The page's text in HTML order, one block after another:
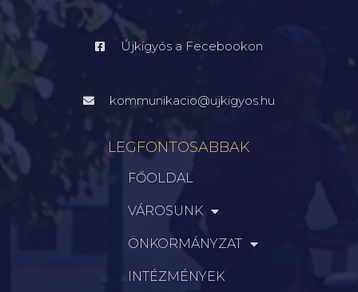
Újkígyós a Fecebookon
kommunikacio@ujkigyos.hu
LEGFONTOSABBAK
FŐOLDAL
VÁROSUNK
ÖNKORMÁNYZAT
INTÉZMÉNYEK